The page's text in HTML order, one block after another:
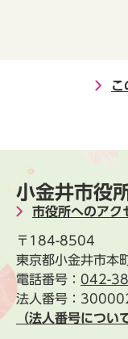
こ
小金井市役
市役所へのアク
〒184-8504
東京都小金井市本
電話番号： 042-
法人番号：
（法人番号につい